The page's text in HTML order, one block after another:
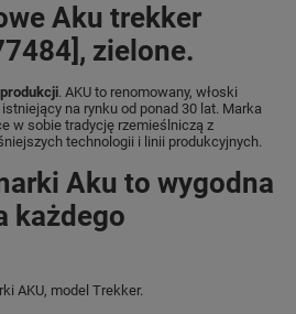
Aku trekker
zielone.
. AKU to renomowany, włoski
na rynku od ponad 30 lat. Marka
w sobie tradycję rzemieślniczą z
technologii i linii produkcyjnych.
Aku to wygodna
każdego
AKU, model Trekker.